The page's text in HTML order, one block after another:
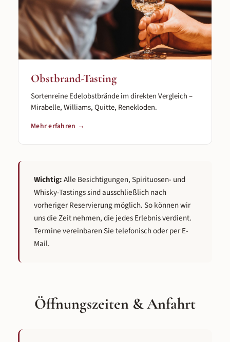
Obstbrand-Tasting
Sortenreine Edelobstbrände im direkten Vergleich –
Mirabelle, Williams, Quitte, Renekloden.
Mehr erfahren →
Wichtig:Alle Besichtigungen, Spirituosen- und
Whisky-Tastings sind ausschließlich nach
vorheriger Reservierung möglich. So können wir
uns die Zeit nehmen, die jedes Erlebnis verdient.
Termine vereinbaren Sie telefonisch oder per E-
Mail.
Öffnungszeiten & Anfahrt